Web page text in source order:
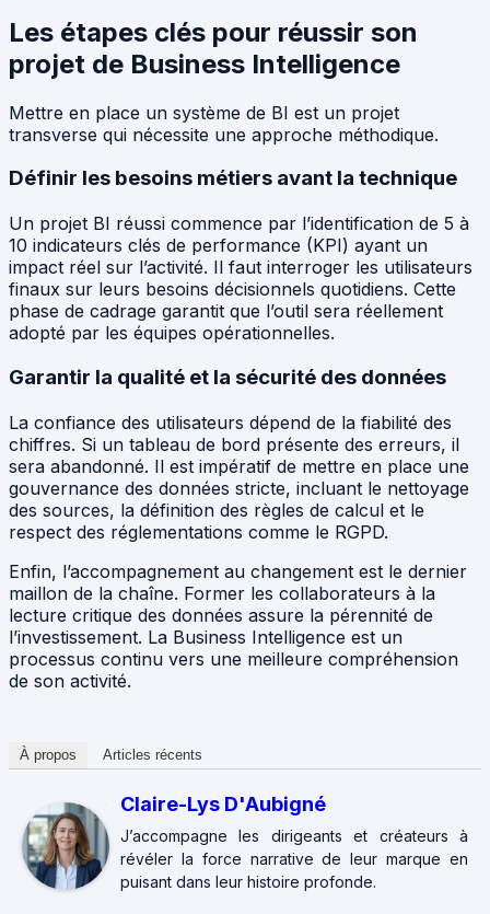
Les étapes clés pour réussir son
projet de Business Intelligence
Mettre en place un système de BI est un projet
transverse qui nécessite une approche méthodique.
Définir les besoins métiers avant la technique
Un projet BI réussi commence par l’identification de 5 à
10 indicateurs clés de performance (KPI) ayant un
impact réel sur l’activité. Il faut interroger les utilisateurs
finaux sur leurs besoins décisionnels quotidiens. Cette
phase de cadrage garantit que l’outil sera réellement
adopté par les équipes opérationnelles.
Garantir la qualité et la sécurité des données
La confiance des utilisateurs dépend de la fiabilité des
chiffres. Si un tableau de bord présente des erreurs, il
sera abandonné. Il est impératif de mettre en place une
gouvernance des données stricte, incluant le nettoyage
des sources, la définition des règles de calcul et le
respect des réglementations comme le RGPD.
Enfin, l’accompagnement au changement est le dernier
maillon de la chaîne. Former les collaborateurs à la
lecture critique des données assure la pérennité de
l’investissement. La Business Intelligence est un
processus continu vers une meilleure compréhension
de son activité.
À propos Articles récents
Claire-Lys D'Aubigné
J’accompagne les dirigeants et créateurs à
révéler la force narrative de leur marque en
puisant dans leur histoire profonde.